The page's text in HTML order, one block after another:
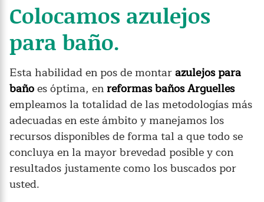
Colocamos azulejos
para baño.
Esta habilidad en pos de montarazulejos para
bañoes óptima, enreformas baños Arguelles
empleamos la totalidad de las metodologías más
adecuadas en este ámbito y manejamos los
recursos disponibles de forma tal a que todo se
concluya en la mayor brevedad posible y con
resultados justamente como los buscados por
usted.